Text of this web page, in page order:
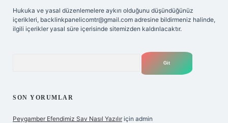
Hukuka ve yasal düzenlemelere aykırı olduğunu düşündüğünüz
içerikleri, backlinkpanelicomtr@gmail.com adresine bildirmeniz halinde,
ilgili içerikler yasal süre içerisinde sitemizden kaldırılacaktır.
SON YORUMLAR
Peygamber Efendimiz Sav Nasıl Yazılır için admin